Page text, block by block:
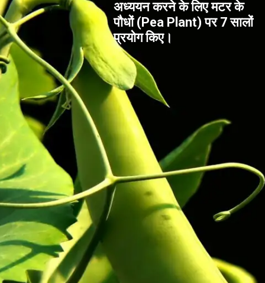
अध्ययन करने के लिए मटर के
पौधों (Pea Plant) पर 7 सालों
प्रयोग किए।